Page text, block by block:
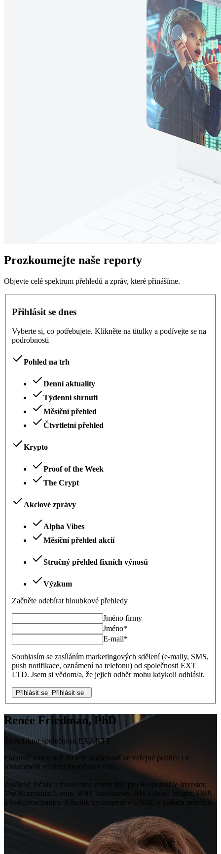
Prozkoumejte naše reporty
Objevte celé spektrum přehledů a zpráv, které přinášíme.
Přihlásit se dnes
Vyberte si, co potřebujete. Klikněte na titulky a podívejte se na
podrobnosti
Pohled na trh
Denní aktuality
Týdenní shrnutí
Měsíční přehled
Čtvrtletní přehled
Krypto
Proof of the Week
The Crypt
Akciové zprávy
Alpha Vibes
Měsíční přehled akcií
Stručný přehled fixních výnosů
Výzkum
Začněte odebírat hloubkové přehledy
Jméno firmy
Jméno*
E-mail*
Souhlasím se zasíláním marketingových sdělení (e-maily, SMS,
push notifikace, oznámení na telefonu) od společnosti EXT
LTD. Jsem si vědom/a, že jejich odběr mohu kdykoli odhlásit.
Přihlásit se Přihlásit se
Renée Friedman, PhD
Šéfredaktor společnosti EXANTE
Ekonom s více než 20 lety zkušeností ve veřejné politice i v
soukromém sektoru finančního trhu.
Zkušený řečník a moderátor, mimo jiné pro Responsible Investor,
The Economist Group, BNE Intellinews, IHS Global Insight, OSN
a Světovou banku. Několik vystoupení v CNBC a dalších médiích.